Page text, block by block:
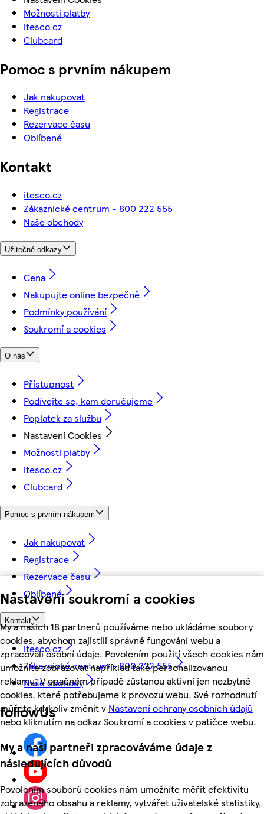
Nastavení soukromí a cookies
My a našich 18 partnerů používáme nebo ukládáme soubory
cookies, abychom zajistili správné fungování webu a
zpracovali osobní údaje. Povolením použití všech cookies nám
umožníte zobrazovat například také personalizovanou
reklamu. V opačném případě zůstanou aktivní jen nezbytné
cookies, které potřebujeme k provozu webu. Své rozhodnutí
můžete kdykoliv změnit v Nastavení ochrany osobních údajů
nebo kliknutím na odkaz Soukromí a cookies v patičce webu.
My a naši partneři zpracováváme údaje z
následujících důvodů
Povolením souborů cookies nám umožníte měřit efektivitu
zobrazeného obsahu a reklamy, vytvářet uživatelské statistiky,
Možnosti platby
itesco.cz
Clubcard
Pomoc s prvním nákupem
Jak nakupovat
Registrace
Rezervace času
Oblíbené
Kontakt
itesco.cz
Zákaznické centrum - 800 222 555
Naše obchody
Užitečné odkazy
Cena
Nakupujte online bezpečně
Podmínky používání
Soukromí a cookies
O nás
Přístupnost
Podívejte se, kam doručujeme
Poplatek za službu
Nastavení Cookies
Možnosti platby
itesco.cz
Clubcard
Pomoc s prvním nákupem
Jak nakupovat
Registrace
Rezervace času
Oblíbené
Kontakt
itesco.cz
Zákaznické centrum - 800 222 555
Naše obchody
followUs